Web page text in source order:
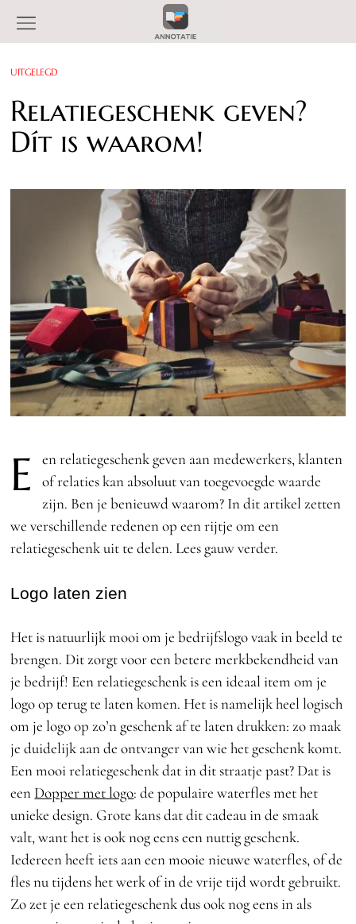
UITGELEGD
Relatiegeschenk geven?
Dít is waarom!
E
en relatiegeschenk geven aan medewerkers, klanten
of relaties kan absoluut van toegevoegde waarde
zijn. Ben je benieuwd waarom? In dit artikel zetten
we verschillende redenen op een rijtje om een
relatiegeschenk uit te delen. Lees gauw verder.
Logo laten zien
Het is natuurlijk mooi om je bedrijfslogo vaak in beeld te
brengen. Dit zorgt voor een betere merkbekendheid van
je bedrijf! Een relatiegeschenk is een ideaal item om je
logo op terug te laten komen. Het is namelijk heel logisch
om je logo op zo’n geschenk af te laten drukken: zo maak
je duidelijk aan de ontvanger van wie het geschenk komt.
Een mooi relatiegeschenk dat in dit straatje past? Dat is
een Dopper met logo: de populaire waterfles met het
unieke design. Grote kans dat dit cadeau in de smaak
valt, want het is ook nog eens een nuttig geschenk.
Iedereen heeft iets aan een mooie nieuwe waterfles, of de
fles nu tijdens het werk of in de vrije tijd wordt gebruikt.
Zo zet je een relatiegeschenk dus ook nog eens in als